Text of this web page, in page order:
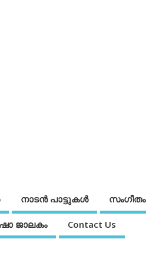
നാടന്‍ പാട്ടുകള്‍ സംഗീതം
ജാലകം Contact Us